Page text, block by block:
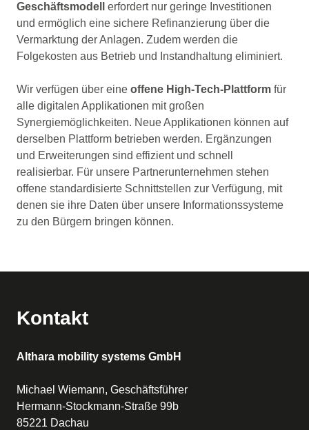
Geschäftsmodell
erfordert nur geringe Investitionen
und ermöglich eine sichere Refinanzierung über die
Vermarktung der Anlagen. Zudem werden die
Folgekosten aus Betrieb und Instandhaltung eliminiert.
Wir verfügen über eine offene High-Tech-Plattform für
alle digitalen Applikationen mit großen
Synergiemöglichkeiten. Neue Applikationen können auf
derselben Plattform betrieben werden. Ergänzungen
und Erweiterungen sind effizient und schnell
realisierbar. Für unsere Partnerunternehmen stehen
offene standardisierte Schnittstellen zur Verfügung, mit
denen sie ihre Daten über unsere Informationssysteme
zu den Bürgern bringen können.
Kontakt
Althara mobility systems GmbH
Michael Wiemann, Geschäftsführer
Hermann-Stockmann-Straße 99b
85221 Dachau